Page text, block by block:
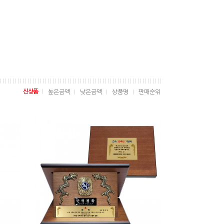
신상품 높은금액 낮은금액 상품명 판매순위